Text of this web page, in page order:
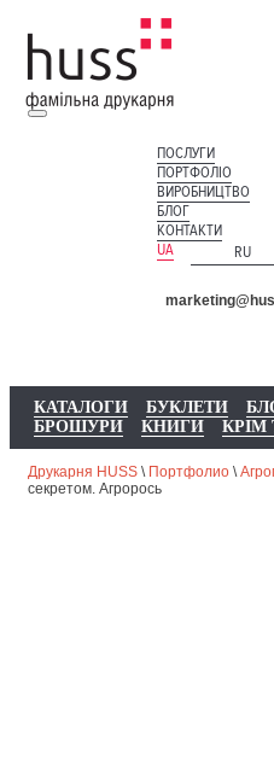
ПОСЛУГИ
ПОРТФОЛІО
ВИРОБНИЦТВО
БЛОГ
КОНТАКТИ
UA
RU
КАТАЛОГИ БУКЛЕТИ
БРОШУРИ
КНИГИ КРІМ
Друкарня HUSS \ Портфолио \
секретом. Агрорось